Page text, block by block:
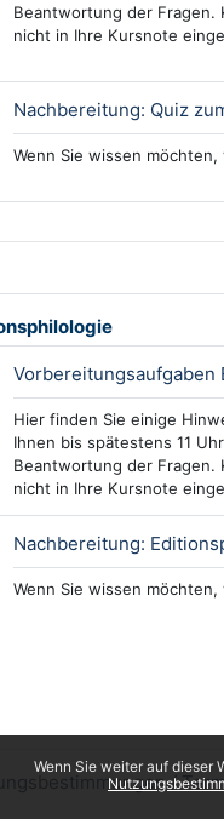
Wenn Sie weiter auf dieser
Beantwortung der Fragen.
nicht in Ihre Kursnote
Nachbereitung: Quiz
Wenn Sie wissen
Vorbereitungsaufgaben
Hier finden Sie einige
Ihnen bis spätestens 11
Beantwortung der Fragen.
nicht in Ihre Kursnote
Nachbereitung:
Wenn Sie wissen
/